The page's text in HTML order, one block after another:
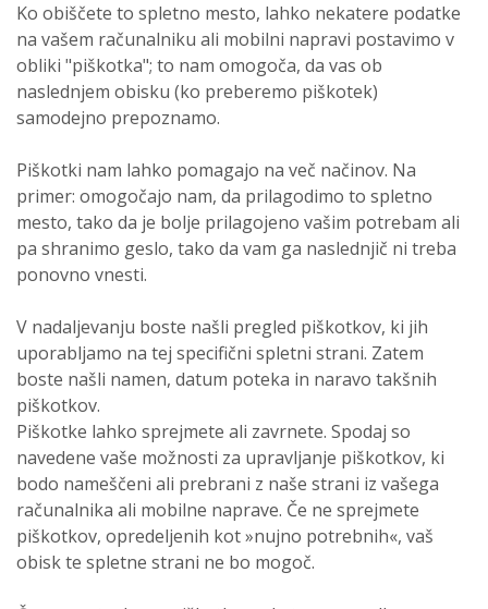
Ko obiščete to spletno mesto, lahko nekatere podatke
na vašem računalniku ali mobilni napravi postavimo v
obliki "piškotka"; to nam omogoča, da vas ob
naslednjem obisku (ko preberemo piškotek)
samodejno prepoznamo.
Piškotki nam lahko pomagajo na več načinov. Na
primer: omogočajo nam, da prilagodimo to spletno
mesto, tako da je bolje prilagojeno vašim potrebam ali
pa shranimo geslo, tako da vam ga naslednjič ni treba
ponovno vnesti.
V nadaljevanju boste našli pregled piškotkov, ki jih
uporabljamo na tej specifični spletni strani. Zatem
boste našli namen, datum poteka in naravo takšnih
piškotkov.
Piškotke lahko sprejmete ali zavrnete. Spodaj so
navedene vaše možnosti za upravljanje piškotkov, ki
bodo nameščeni ali prebrani z naše strani iz vašega
računalnika ali mobilne naprave. Če ne sprejmete
piškotkov, opredeljenih kot »nujno potrebnih«, vaš
obisk te spletne strani ne bo mogoč.